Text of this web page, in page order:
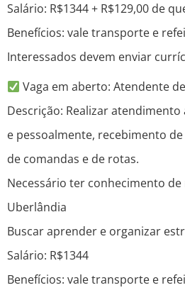
Salário: R$1344 + R$129,00 de
Benefícios: vale transporte e
Interessados devem enviar
Vaga em aberto: Atendente
Descrição: Realizar
e pessoalmente, recebimento
de comandas e de rotas.
Necessário ter conhecimento
Uberlândia
Buscar aprender e organizar
Salário: R$1344
Benefícios: vale transporte e